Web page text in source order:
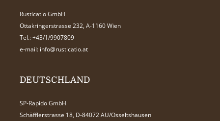
Rusticatio GmbH
Ottakringerstrasse 232, A-1160 Wien
Tel.: +43/1/9907809
e-mail: info@rusticatio.at
DEUTSCHLAND
SP-Rapido GmbH
Schäfflerstrasse 18, D-84072 AU/Osseltshausen